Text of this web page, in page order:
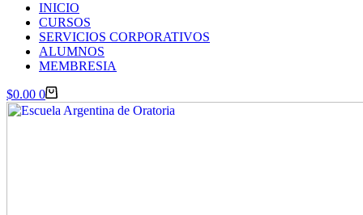
INICIO
CURSOS
SERVICIOS CORPORATIVOS
ALUMNOS
MEMBRESIA
Carro
de
$0.00 0